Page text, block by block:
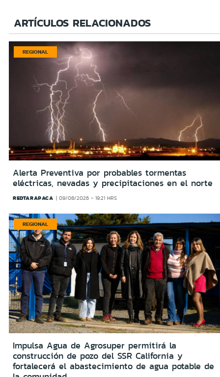
ARTÍCULOS RELACIONADOS
REGIONAL
Alerta Preventiva por probables tormentas
eléctricas, nevadas y precipitaciones en el norte
REDTARAPACA 09/08/2026 - 19:21 HRS
REGIONAL
Impulsa Agua de Agrosuper permitirá la
construcción de pozo del SSR California y
fortalecerá el abastecimiento de agua potable de